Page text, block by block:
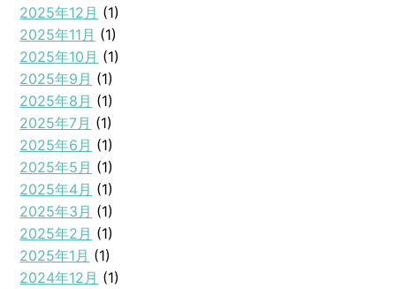
2025年12月 (1)
2025年11月 (1)
2025年10月 (1)
2025年9月 (1)
2025年8月 (1)
2025年7月 (1)
2025年6月 (1)
2025年5月 (1)
2025年4月 (1)
2025年3月 (1)
2025年2月 (1)
2025年1月 (1)
2024年12月 (1)